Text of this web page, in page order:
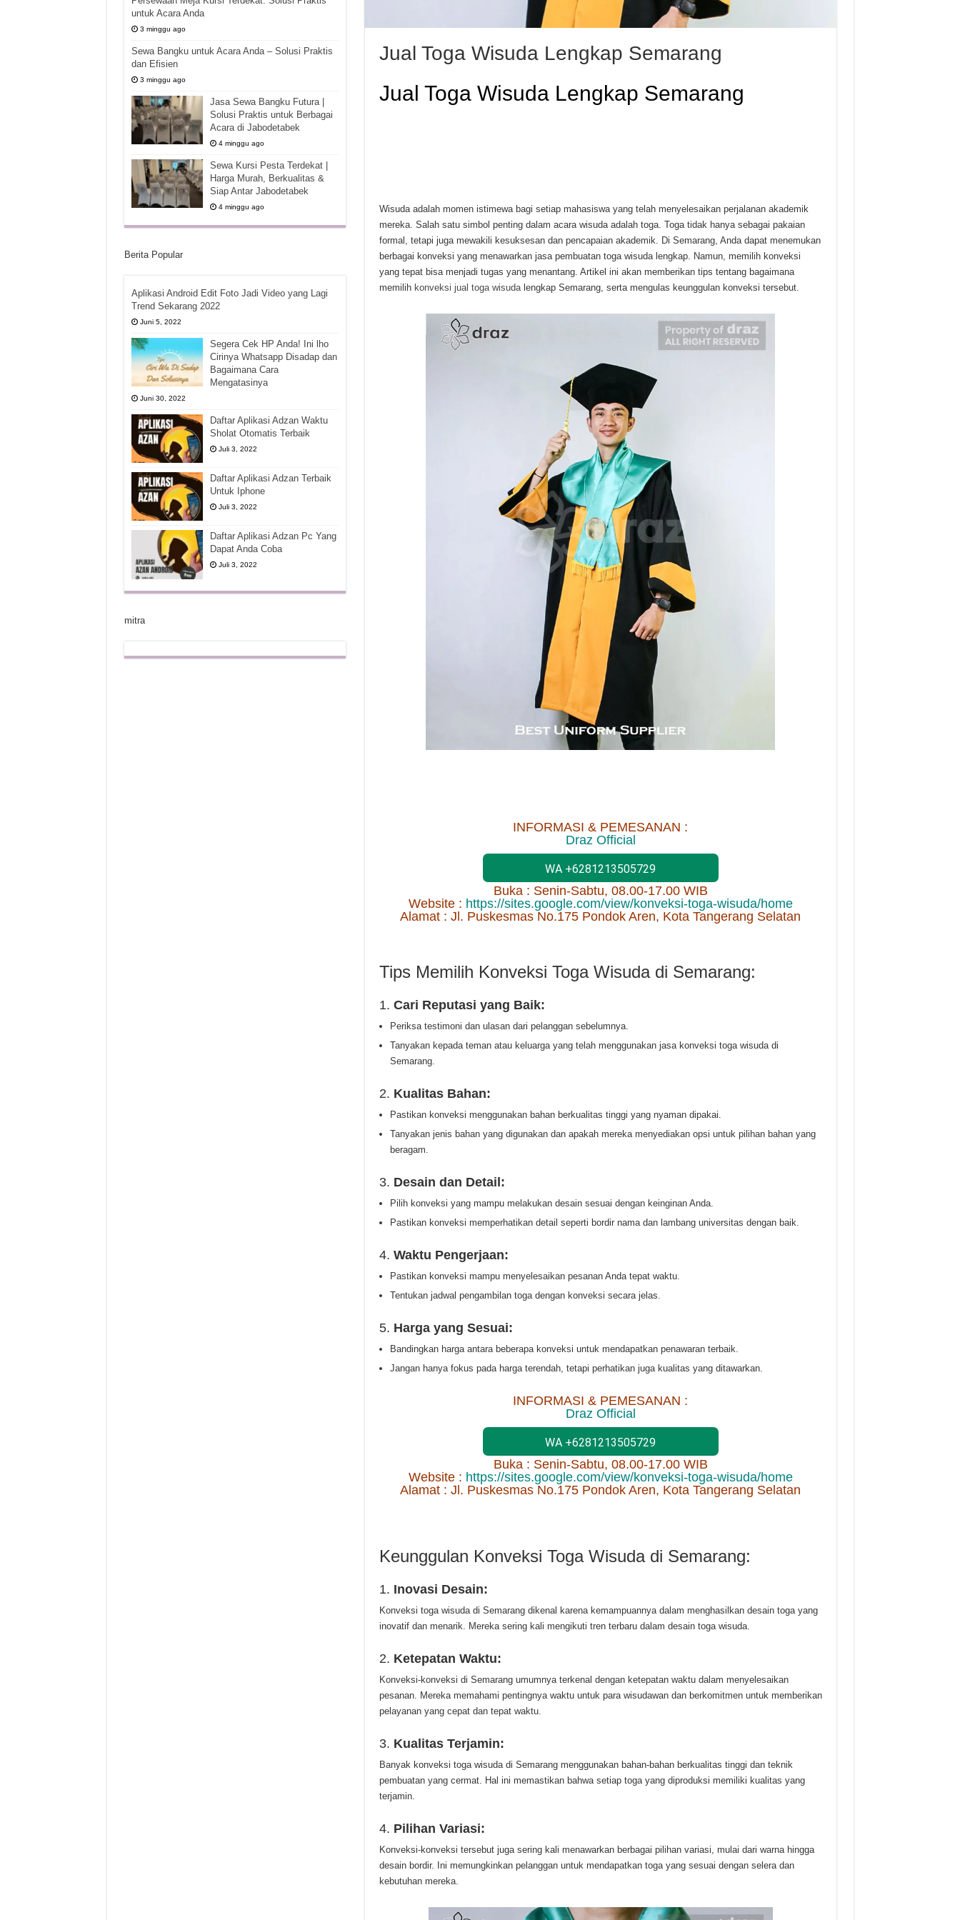
Jual Toga Wisuda Lengkap Semarang
Jual Toga Wisuda Lengkap Semarang
Wisuda adalah momen istimewa bagi setiap mahasiswa yang telah menyelesaikan perjalanan akademik
mereka. Salah satu simbol penting dalam acara wisuda adalah toga. Toga tidak hanya sebagai pakaian
formal, tetapi juga mewakili kesuksesan dan pencapaian akademik. Di Semarang, Anda dapat menemukan
berbagai konveksi yang menawarkan jasa pembuatan toga wisuda lengkap. Namun, memilih konveksi
yang tepat bisa menjadi tugas yang menantang. Artikel ini akan memberikan tips tentang bagaimana
memilih konveksi jual toga wisudalengkap Semarang, serta mengulas keunggulan konveksi tersebut.
INFORMASI & PEMESANAN :
Draz Official
WA +6281213505729
Buka : Senin-Sabtu, 08.00-17.00 WIB
Website : https://sites.google.com/view/konveksi-toga-wisuda/home
Alamat : Jl. Puskesmas No.175 Pondok Aren, Kota Tangerang Selatan
Tips Memilih Konveksi Toga Wisuda di Semarang:
1. Cari Reputasi yang Baik:
Periksa testimoni dan ulasan dari pelanggan sebelumnya.
Tanyakan kepada teman atau keluarga yang telah menggunakan jasa konveksi toga wisuda di
Semarang.
2. Kualitas Bahan:
Pastikan konveksi menggunakan bahan berkualitas tinggi yang nyaman dipakai.
Tanyakan jenis bahan yang digunakan dan apakah mereka menyediakan opsi untuk pilihan bahan yang
beragam.
3. Desain dan Detail:
Pilih konveksi yang mampu melakukan desain sesuai dengan keinginan Anda.
Pastikan konveksi memperhatikan detail seperti bordir nama dan lambang universitas dengan baik.
4. Waktu Pengerjaan:
Pastikan konveksi mampu menyelesaikan pesanan Anda tepat waktu.
Tentukan jadwal pengambilan toga dengan konveksi secara jelas.
5. Harga yang Sesuai:
Bandingkan harga antara beberapa konveksi untuk mendapatkan penawaran terbaik.
Jangan hanya fokus pada harga terendah, tetapi perhatikan juga kualitas yang ditawarkan.
INFORMASI & PEMESANAN :
Draz Official
WA +6281213505729
Buka : Senin-Sabtu, 08.00-17.00 WIB
Website : https://sites.google.com/view/konveksi-toga-wisuda/home
Alamat : Jl. Puskesmas No.175 Pondok Aren, Kota Tangerang Selatan
Keunggulan Konveksi Toga Wisuda di Semarang:
1. Inovasi Desain:
Konveksi toga wisuda di Semarang dikenal karena kemampuannya dalam menghasilkan desain toga yang
inovatif dan menarik. Mereka sering kali mengikuti tren terbaru dalam desain toga wisuda.
2. Ketepatan Waktu:
Konveksi-konveksi di Semarang umumnya terkenal dengan ketepatan waktu dalam menyelesaikan
pesanan. Mereka memahami pentingnya waktu untuk para wisudawan dan berkomitmen untuk memberikan
pelayanan yang cepat dan tepat waktu.
3. Kualitas Terjamin:
Banyak konveksi toga wisuda di Semarang menggunakan bahan-bahan berkualitas tinggi dan teknik
pembuatan yang cermat. Hal ini memastikan bahwa setiap toga yang diproduksi memiliki kualitas yang
terjamin.
4. Pilihan Variasi:
Konveksi-konveksi tersebut juga sering kali menawarkan berbagai pilihan variasi, mulai dari warna hingga
desain bordir. Ini memungkinkan pelanggan untuk mendapatkan toga yang sesuai dengan selera dan
kebutuhan mereka.
untuk Acara Anda
3 minggu ago
Sewa Bangku untuk Acara Anda – Solusi Praktis
dan Efisien
3 minggu ago
Jasa Sewa Bangku Futura |
Solusi Praktis untuk Berbagai
Acara di Jabodetabek
4 minggu ago
Sewa Kursi Pesta Terdekat |
Harga Murah, Berkualitas &
Siap Antar Jabodetabek
4 minggu ago
Berita Popular
Aplikasi Android Edit Foto Jadi Video yang Lagi
Trend Sekarang 2022
Juni 5, 2022
Segera Cek HP Anda! Ini lho
Cirinya Whatsapp Disadap dan
Bagaimana Cara
Mengatasinya
Juni 30, 2022
Daftar Aplikasi Adzan Waktu
Sholat Otomatis Terbaik
Juli 3, 2022
Daftar Aplikasi Adzan Terbaik
Untuk Iphone
Juli 3, 2022
Daftar Aplikasi Adzan Pc Yang
Dapat Anda Coba
Juli 3, 2022
mitra